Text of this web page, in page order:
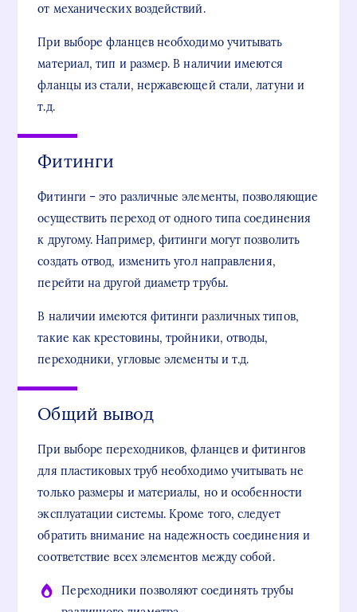
от механических воздействий.
При выборе фланцев необходимо учитывать
материал, тип и размер. В наличии имеются
фланцы из стали, нержавеющей стали, латуни и
т.д.
Фитинги
Фитинги – это различные элементы, позволяющие
осуществить переход от одного типа соединения
к другому. Например, фитинги могут позволить
создать отвод, изменить угол направления,
перейти на другой диаметр трубы.
В наличии имеются фитинги различных типов,
такие как крестовины, тройники, отводы,
переходники, угловые элементы и т.д.
Общий вывод
При выборе переходников, фланцев и фитингов
для пластиковых труб необходимо учитывать не
только размеры и материалы, но и особенности
эксплуатации системы. Кроме того, следует
обратить внимание на надежность соединения и
соответствие всех элементов между собой.
Переходники позволяют соединять трубы